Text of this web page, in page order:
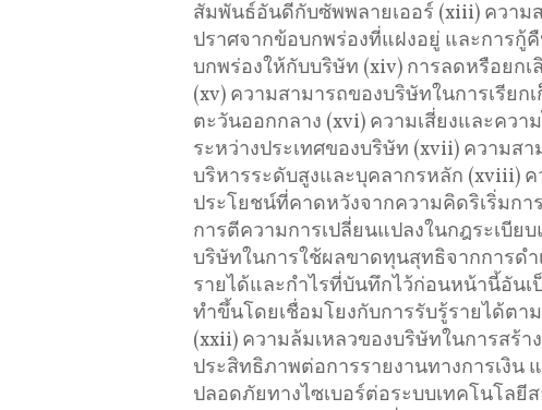
สัมพันธ์อันดีกับซัพพลายเออร์ (xiii) ควา
ปราศจากข้อบกพร่องที่แฝงอยู่ และการ
บกพร่องให้กับบริษัท (xiv) การลดหรือยก
(xv) ความสามารถของบริษัทในการเรียก
ตะวันออกกลาง (xvi) ความเสี่ยงและคว
ระหว่างประเทศของบริษัท (xvii) ความส
บริหารระดับสูงและบุคลากรหลัก (xviii)
ประโยชน์ที่คาดหวังจากความคิดริเริ่มก
การตีความการเปลี่ยนแปลงในกฎระเบีย
บริษัทในการใช้ผลขาดทุนสุทธิจากการดํ
รายได้และกําไรที่บันทึกไว้ก่อนหน้านี้อัน
ทําขึ้นโดยเชื่อมโยงกับการรับรู้รายได้ตา
(xxii) ความล้มเหลวของบริษัทในการสร้
ประสิทธิภาพต่อการรายงานทางการเงิ
ปลอดภัยทางไซเบอร์ต่อระบบเทคโนโล